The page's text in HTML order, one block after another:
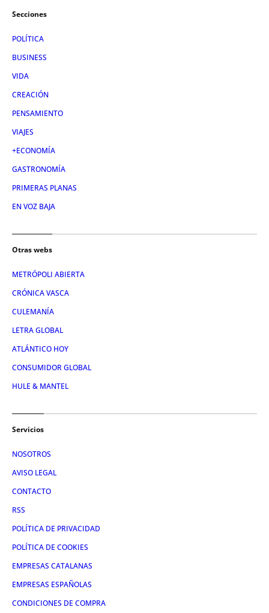
Secciones
POLÍTICA
BUSINESS
VIDA
CREACIÓN
PENSAMIENTO
VIAJES
+ECONOMÍA
GASTRONOMÍA
PRIMERAS PLANAS
EN VOZ BAJA
Otras webs
METRÓPOLI ABIERTA
CRÓNICA VASCA
CULEMANÍA
LETRA GLOBAL
ATLÁNTICO HOY
CONSUMIDOR GLOBAL
HULE & MANTEL
Servicios
NOSOTROS
AVISO LEGAL
CONTACTO
RSS
POLÍTICA DE PRIVACIDAD
POLÍTICA DE COOKIES
EMPRESAS CATALANAS
EMPRESAS ESPAÑOLAS
CONDICIONES DE COMPRA